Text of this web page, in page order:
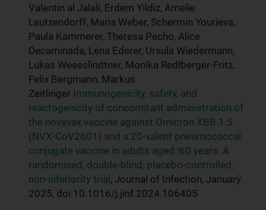
Valentin al Jalali, Erdem Yildiz, Amelie
Leutzendorff, Maria Weber, Schermin Yourieva,
Paula Kammerer, Theresa Pecho, Alice
Decaminada, Lena Ederer, Ursula Wiedermann,
Lukas Weseslindtner, Monika Redlberger-Fritz,
Felix Bergmann, Markus
Zeitlinger Immunogenicity, safety, and
reactogenicity of concomitant administration of
the novavax vaccine against Omicron XBB.1.5
(NVX-CoV2601) and a 20-valent pneumococcal
conjugate vaccine in adults aged !60 years: A
randomised, double-blind, placebo-controlled,
non-inferiority trial, Journal of Infection, January
2025, doi:10.1016/j.jinf.2024.106405